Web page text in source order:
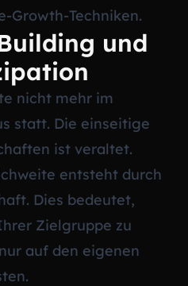
Growth-Techniken.
und
nicht mehr im
statt. Die einseitige
ist veraltet.
entsteht durch
Dies bedeutet,
Zielgruppe zu
auf den eigenen